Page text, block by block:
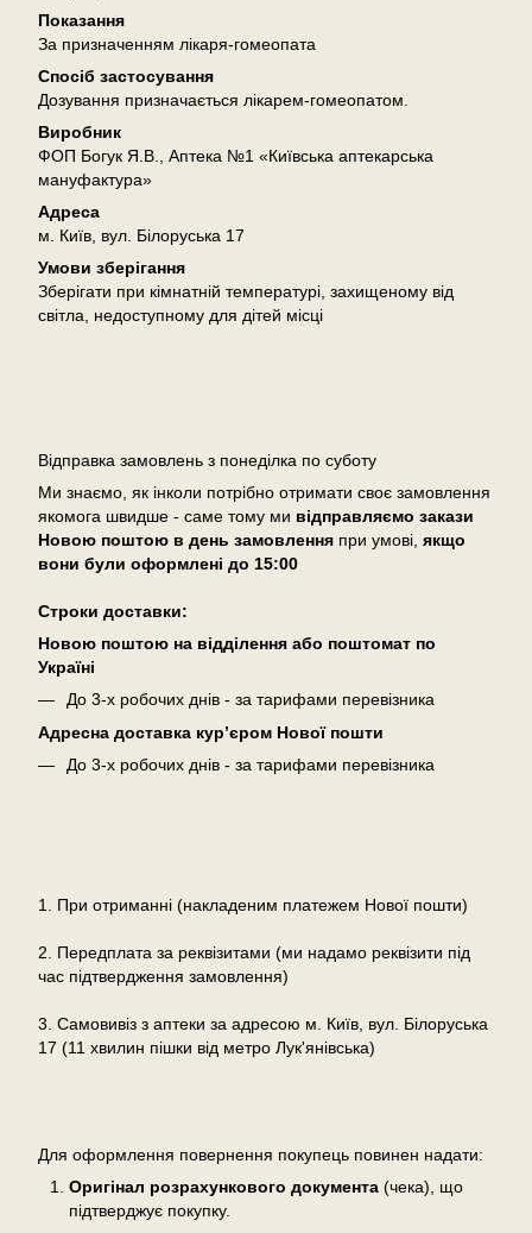
Показання
За призначенням лікаря-гомеопата
Спосіб застосування
Дозування призначається лікарем-гомеопатом.
Виробник
ФОП Богук Я.В., Аптека №1 «Київська аптекарська
мануфактура»
Адреса
м. Київ, вул. Білоруська 17
Умови зберігання
Зберігати при кімнатній температурі, захищеному від
світла, недоступному для дітей місці
Відправка замовлень з понеділка по суботу
Ми знаємо, як інколи потрібно отримати своє замовлення
якомога швидше - саме тому ми відправляємо закази
Новою поштою в день замовлення при умові, якщо
вони були оформлені до 15:00
Cтроки доставки:
Новою поштою на відділення або поштомат по
Україні
До 3-х робочих днів - за тарифами перевізника
Адресна доставка кур’єром Нової пошти
До 3-х робочих днів - за тарифами перевізника
1. При отриманні (накладеним платежем Нової пошти)
2. Передплата за реквізитами (ми надамо реквізити під
час підтвердження замовлення)
3. Самовивіз з аптеки за адресою м. Київ, вул. Білоруська
17 (11 хвилин пішки від метро Лук'янівська)
Для оформлення повернення покупець повинен надати:
Оригінал розрахункового документа (чека), що
підтверджує покупку.